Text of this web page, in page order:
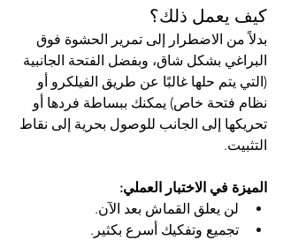
كيف يعمل ذلك؟
بدلاً من الاضطرار إلى تمرير الحشوة فوق
البراغي بشكل شاق، وبفضل الفتحة الجانبية
(التي يتم حلها غالبًا عن طريق الفيلكرو أو
نظام فتحة خاص) يمكنك ببساطة فردها أو
تحريكها إلى الجانب للوصول بحرية إلى نقاط
التثبيت.
الميزة في الاختبار العملي:
لن يعلق القماش بعد الآن.
تجميع وتفكيك أسرع بكثير.